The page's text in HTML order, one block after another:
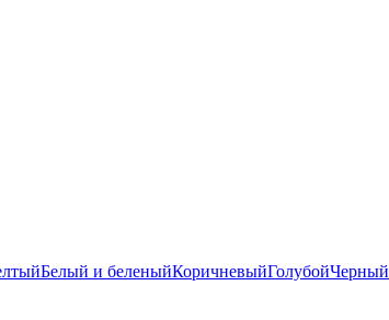
Белый и беленыйКоричневыйГолубойЧерный